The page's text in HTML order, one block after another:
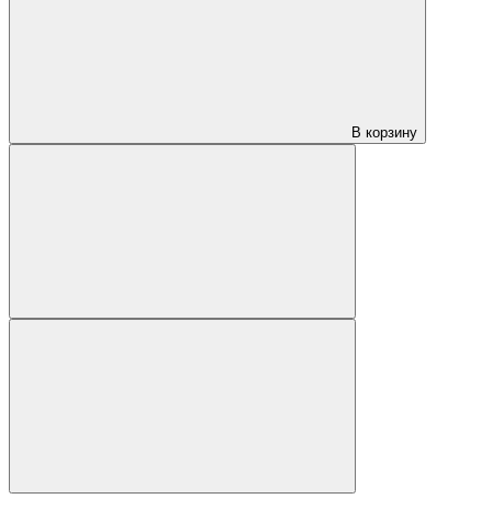
В корзину